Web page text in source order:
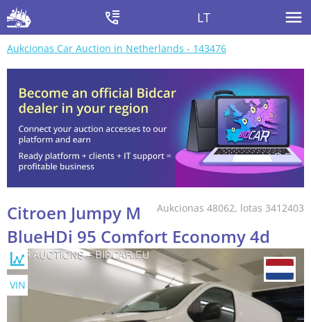
LT
Aukcionas Car Auction in Netherlands - 143476
Aukcionas 48062, lotas 3412403
Citroen Jumpy M
BlueHDi 95 Comfort Economy 4d
VIN